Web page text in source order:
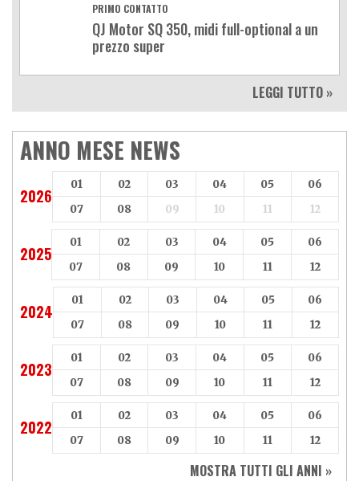
PRIMO CONTATTO
QJ Motor SQ 350, midi full-optional a un
prezzo super
LEGGI TUTTO »
ANNO MESE NEWS
2026
01 02 03 04 05
06
07
08 09 10 11 12
2025
01 02 03 04 05
06
07
08 09 10 11 12
2024
01 02 03 04 05
06
07
08 09 10 11 12
2023
01 02 03 04 05
06
07
08 09 10 11 12
2022
01 02 03 04 05
06
07
08 09 10 11 12
MOSTRA TUTTI GLI ANNI »